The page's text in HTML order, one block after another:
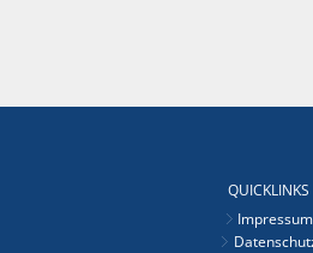
QUICKLINKS
Impressum